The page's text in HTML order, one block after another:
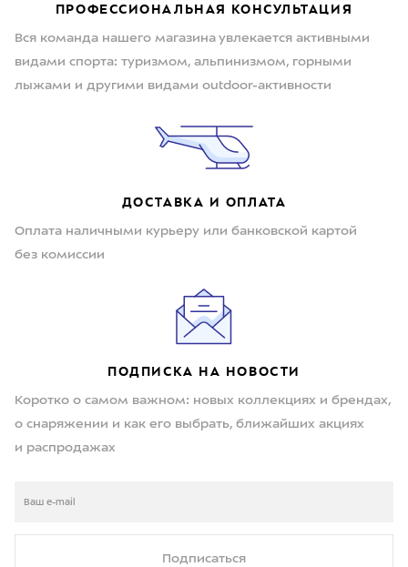
ПРОФЕССИОНАЛЬНАЯ КОНСУЛЬТАЦИЯ
Вся команда нашего магазина увлекается активными
видами спорта: туризмом, альпинизмом, горными
лыжами и другими видами outdoor-активности
ДОСТАВКА И ОПЛАТА
Оплата наличными курьеру или банковской картой
без комиссии
ПОДПИСКА НА НОВОСТИ
Коротко о самом важном: новых коллекциях и брендах,
о снаряжении и как его выбрать, ближайших акциях
и распродажах
Подписаться